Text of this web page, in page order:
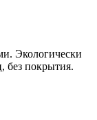
Экологически
без покрытия.